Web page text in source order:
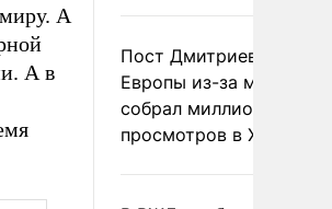
А
А в
Пост Дмитриева о
Европы из-за
собрал миллион
просмотров в X